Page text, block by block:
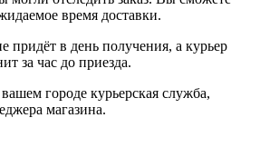
время доставки.
в день получения, а курьер
за час до приезда.
городе курьерская служба,
магазина.